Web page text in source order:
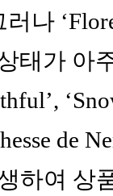
나
태가 아
de
하여 상